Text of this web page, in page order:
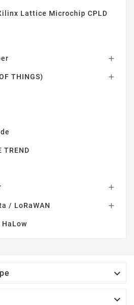
Lattice Microchip CPLD

THINGS) 
TREND

/ LoRaWAN 

